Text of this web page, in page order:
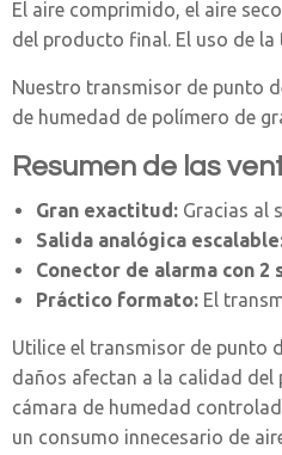
El aire comprimido, el aire
del producto final. El uso de
Nuestro transmisor de punto
de humedad de polímero de
Resumen de las
Gran exactitud: Gracias al
Salida analógica
Conector de alarma con
Práctico formato: El
Utilice el transmisor de punto
daños afectan a la calidad del
cámara de humedad
un consumo innecesario de